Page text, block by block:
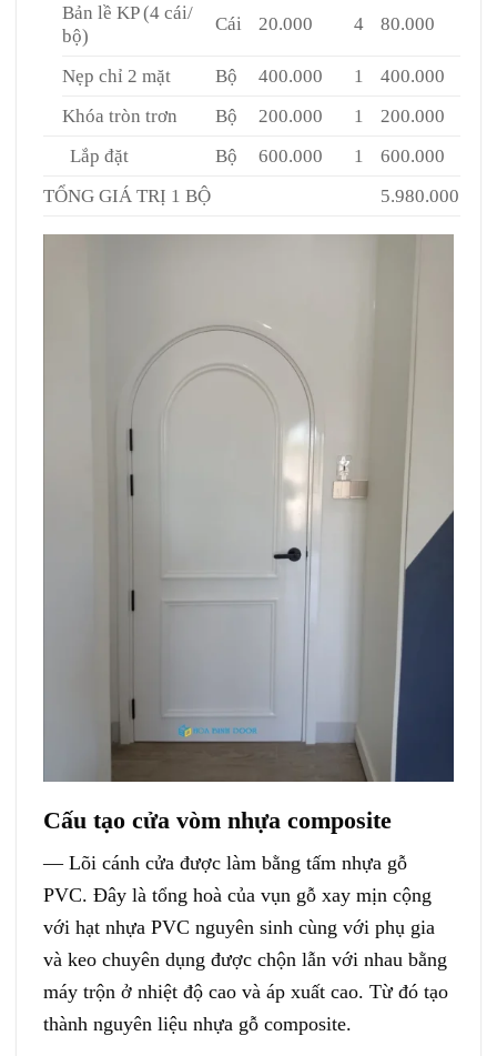
Bản lề KP (4 cái/
bộ)
Cái 20.000 4 80.000
Nẹp chỉ 2 mặt Bộ 400.000 1
400.000
Khóa tròn trơn
Bộ 200.000 1
200.000
Lắp đặt
Bộ 600.000 1
600.000
TỔNG GIÁ TRỊ 1 BỘ
5.980.000
Cấu tạo cửa vòm nhựa composite
— Lõi cánh cửa được làm bằng tấm nhựa gỗ
PVC. Đây là tổng hoà của vụn gỗ xay mịn cộng
với hạt nhựa PVC nguyên sinh cùng với phụ gia
và keo chuyên dụng được chộn lẫn với nhau bằng
máy trộn ở nhiệt độ cao và áp xuất cao. Từ đó tạo
thành nguyên liệu nhựa gỗ composite.